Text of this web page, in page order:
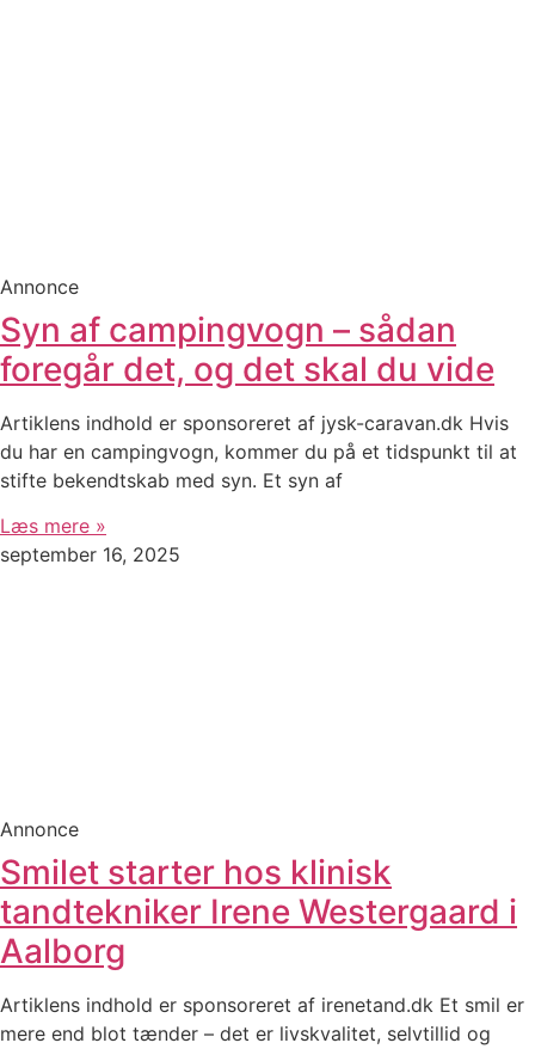
Annonce
Syn af campingvogn – sådan
foregår det, og det skal du vide
Artiklens indhold er sponsoreret af jysk-caravan.dk Hvis
du har en campingvogn, kommer du på et tidspunkt til at
stifte bekendtskab med syn. Et syn af
Læs mere »
september 16, 2025
Annonce
Smilet starter hos klinisk
tandtekniker Irene Westergaard i
Aalborg
Artiklens indhold er sponsoreret af irenetand.dk Et smil er
mere end blot tænder – det er livskvalitet, selvtillid og